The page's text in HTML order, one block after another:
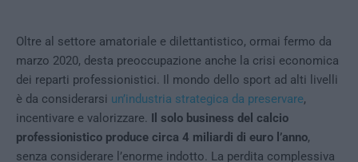
Oltre al settore amatoriale e dilettantistico, ormai fermo da
marzo 2020, desta preoccupazione anche la crisi economica
dei reparti professionistici. Il mondo dello sport ad alti livelli
è da considerarsi un’industria strategica da preservare,
incentivare e valorizzare. Il solo business del calcio
professionistico produce circa 4 miliardi di euro l’anno,
senza considerare l’enorme indotto. La perdita complessiva